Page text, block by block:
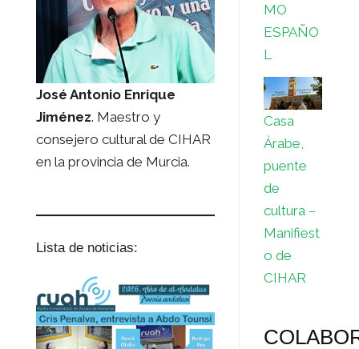
José Antonio Enrique
Jiménez. Maestro y
consejero cultural de CIHAR
en la provincia de Murcia.
Lista de noticias:
MO
ESPAÑO
L
Casa
Árabe,
puente
de
cultura –
Manifiest
o de
CIHAR